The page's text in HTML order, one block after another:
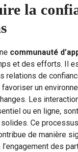
la
communauté
et des efforts. Il
relations de
un
Les
ou en ligne,
Ce
de manière
des